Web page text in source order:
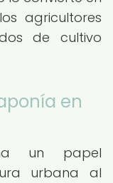
agricultores
de cultivo
en
un papel
urbana al